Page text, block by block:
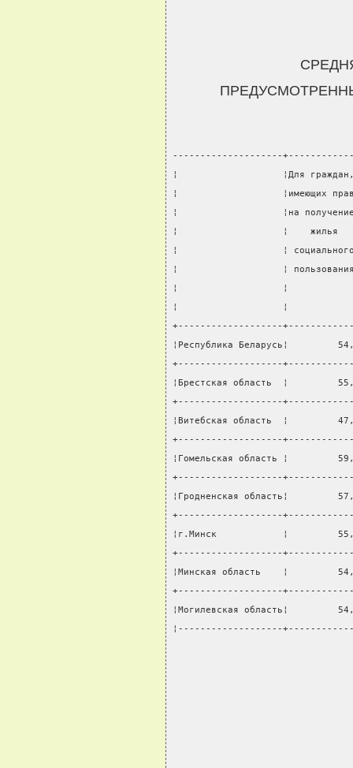
--------------------
¦                   ¦Для граждан,
¦                   ¦имеющих
¦                   ¦на
¦                   ¦    жилья
¦                   ¦
¦                   ¦
¦                   ¦
¦                   ¦             ¦
+-------------------
¦Республика Беларусь¦
+-------------------
¦Брестская область  ¦
+-------------------
¦Витебская область  ¦
+-------------------
¦Гомельская область ¦
+-------------------
¦Гродненская область¦
+-------------------
¦г.Минск            ¦
+-------------------
¦Минская область    ¦
+-------------------
¦Могилевская область¦
¦-------------------